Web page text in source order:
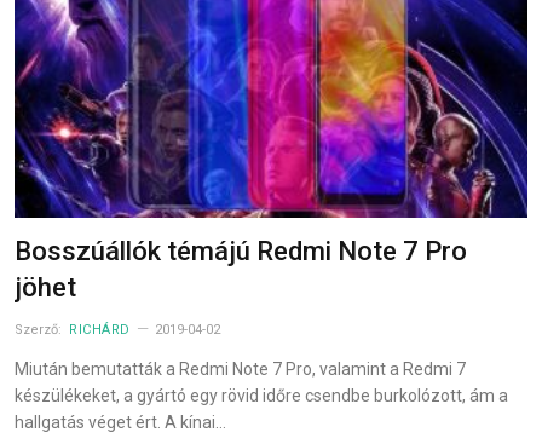
Bosszúállók témájú Redmi Note 7 Pro
jöhet
Szerző: RICHÁRD 2019-04-02
Miután bemutatták a Redmi Note 7 Pro, valamint a Redmi 7
készülékeket, a gyártó egy rövid időre csendbe burkolózott, ám a
hallgatás véget ért. A kínai…